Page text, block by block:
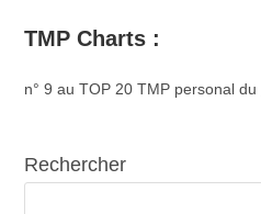
TMP Charts :
n° 9 au TOP 20 TMP personal du
Rechercher